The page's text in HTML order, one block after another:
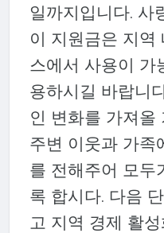
일까지입니다. 사
이 지원금은 지역
스에서 사용이 가
용하시길 바랍니
인 변화를 가져올
주변 이웃과 가족
를 전해주어 모두
록 합시다. 다음
고 지역 경제 활